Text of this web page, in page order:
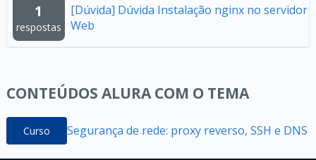
1
respostas
[Dúvida] Dúvida Instalação nginx no servidor
Web
CONTEÚDOS ALURA COM O TEMA
Curso Segurança de rede: proxy reverso, SSH e DNS